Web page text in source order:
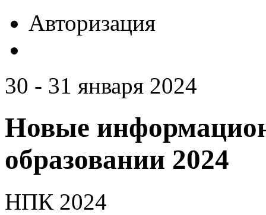
Авторизация
30 - 31 января 2024
Новые
образовании 2024
НПК 2024